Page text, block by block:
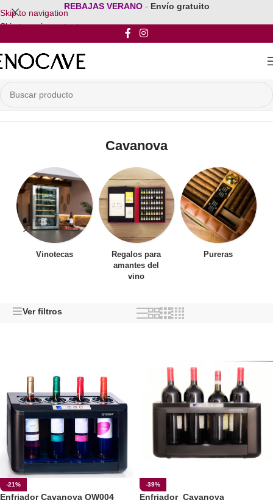
Skip to navigation
Skip to main content
REBAJAS VERANO - Envío gratuito
Inicio/Por Marca/Cavanova
Cavanova
Vinotecas
Regalos para
amantes del
vino
Pureras
Ver filtros
-21%
Enfriador Cavanova OW004
-39%
Enfriador Cavanova